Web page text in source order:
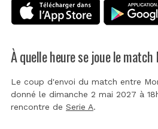
À quelle heure se joue le match
Le coup d'envoi du match entre
donné le dimanche 2 mai 2027 à
rencontre de Serie A.